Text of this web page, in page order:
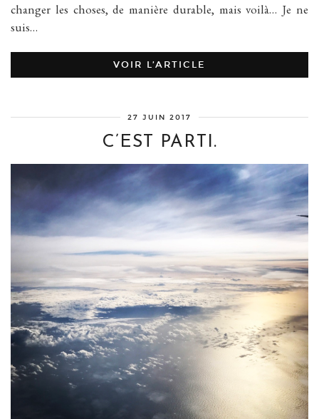
changer les choses, de manière durable, mais voilà… Je ne
suis…
VOIR L’ARTICLE
27 JUIN 2017
C’EST PARTI.